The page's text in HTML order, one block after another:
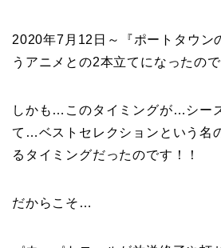
2020年7月12日～『ポートタウン
うアニメとの2本立てになったので
しかも…このタイミングが…シー
て…ベストセレクションという名
るタイミングだったのです！！
だからこそ…